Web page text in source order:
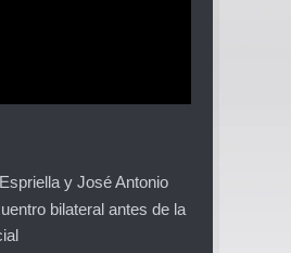
y José Antonio
bilateral antes de la